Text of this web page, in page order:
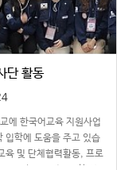
단 활동
에 한국어교육 지원사업
입학에 도움을 주고 있습
육 및 단체협력활동, 프로